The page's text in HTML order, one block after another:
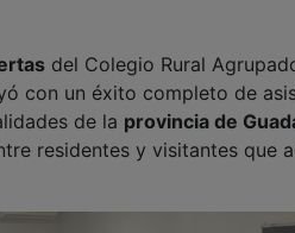
residentes y visitantes que